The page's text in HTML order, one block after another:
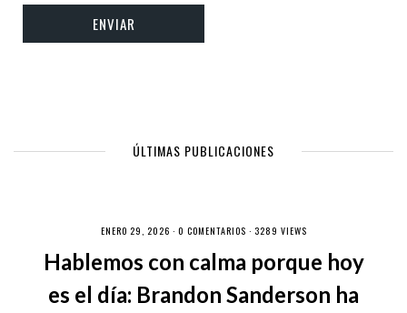
ÚLTIMAS PUBLICACIONES
ENERO 29, 2026 · 0 COMENTARIOS · 3289 VIEWS
Hablemos con calma porque hoy
es el día: Brandon Sanderson ha